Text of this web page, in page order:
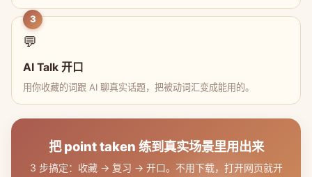
3
💬
AI Talk 开口
用你收藏的词跟 AI 聊真实话题，把被动词汇变成能用的。
把 point taken 练到真实场景里用出来
3 步搞定：收藏 → 复习 → 开口。不用下载，打开网页就开